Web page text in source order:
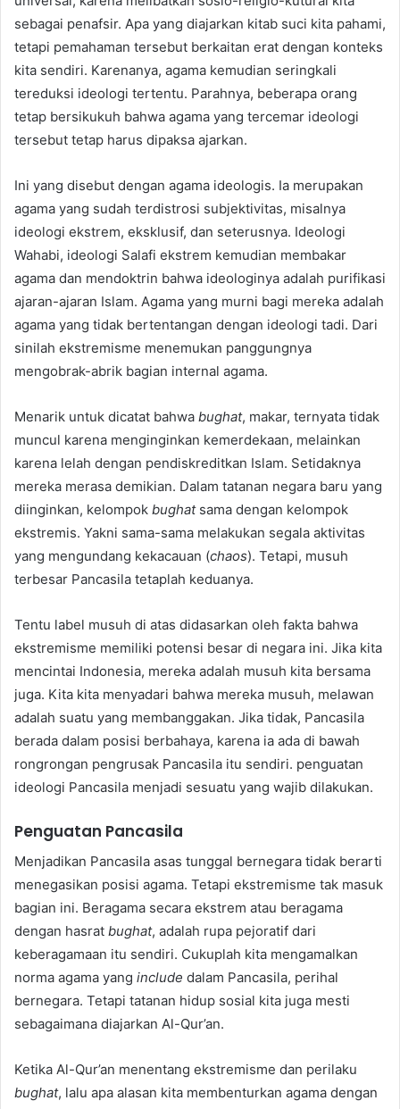
sebagai penafsir. Apa yang diajarkan kitab suci kita pahami,
tetapi pemahaman tersebut berkaitan erat dengan konteks
kita sendiri. Karenanya, agama kemudian seringkali
tereduksi ideologi tertentu. Parahnya, beberapa orang
tetap bersikukuh bahwa agama yang tercemar ideologi
tersebut tetap harus dipaksa ajarkan.
Ini yang disebut dengan agama ideologis. Ia merupakan
agama yang sudah terdistrosi subjektivitas, misalnya
ideologi ekstrem, eksklusif, dan seterusnya. Ideologi
Wahabi, ideologi Salafi ekstrem kemudian membakar
agama dan mendoktrin bahwa ideologinya adalah purifikasi
ajaran-ajaran Islam. Agama yang murni bagi mereka adalah
agama yang tidak bertentangan dengan ideologi tadi. Dari
sinilah ekstremisme menemukan panggungnya
mengobrak-abrik bagian internal agama.
Menarik untuk dicatat bahwa bughat, makar, ternyata tidak
muncul karena menginginkan kemerdekaan, melainkan
karena lelah dengan pendiskreditkan Islam. Setidaknya
mereka merasa demikian. Dalam tatanan negara baru yang
diinginkan, kelompok bughatsama dengan kelompok
ekstremis. Yakni sama-sama melakukan segala aktivitas
yang mengundang kekacauan (chaos). Tetapi, musuh
terbesar Pancasila tetaplah keduanya.
Tentu label musuh di atas didasarkan oleh fakta bahwa
ekstremisme memiliki potensi besar di negara ini. Jika kita
mencintai Indonesia, mereka adalah musuh kita bersama
juga. Kita kita menyadari bahwa mereka musuh, melawan
adalah suatu yang membanggakan. Jika tidak, Pancasila
berada dalam posisi berbahaya, karena ia ada di bawah
rongrongan pengrusak Pancasila itu sendiri. penguatan
ideologi Pancasila menjadi sesuatu yang wajib dilakukan.
Penguatan Pancasila
Menjadikan Pancasila asas tunggal bernegara tidak berarti
menegasikan posisi agama. Tetapi ekstremisme tak masuk
bagian ini. Beragama secara ekstrem atau beragama
dengan hasrat bughat, adalah rupa pejoratif dari
keberagamaan itu sendiri. Cukuplah kita mengamalkan
norma agama yang include dalam Pancasila, perihal
bernegara. Tetapi tatanan hidup sosial kita juga mesti
sebagaimana diajarkan Al-Qur’an.
Ketika Al-Qur’an menentang ekstremisme dan perilaku
bughat, lalu apa alasan kita membenturkan agama dengan